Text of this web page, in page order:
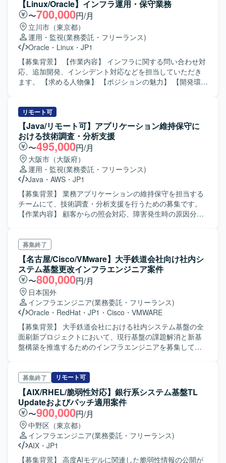
わることで、大規模システムのテストマネジメントスキル
を高めていただけます。 【開発環境】 AWS、Red Hat
Linux、Openframe、HULFT8/10、SMAIL、JP1/AJS、
IM3、OpenMagic、Tibero などを利用しております。
専門チームの一員として、JP1/IM3を用いた監視運用への切
り替えに関する設計・構築、顧客向け方式説明書の作成、
その他関連業務をご担当いただきます。 【求める人物像】
大規模なシステム移行プロジェクトにおいて主体的に業務
を推進いただける方を求めております。顧客とのコミュニ
ケーションを円滑に行いながら、ドキュメント作成や設計
内容の説明を丁寧に行っていただける方を歓迎いたしま
す。 【ポジションの魅力】 メインフレームからオープン系
ラ環境と、JP1/IM3を中心とした運用設計・構築の経験を同
時に積むことができ、今後のキャリア形成においても大き
な強みとなる環境です。 【開発環境】 AWS、Red Hat
Linux、Openframe、HULFT8/10、SMAIL、JP1/AJS、
IM3、OpenMagic、Tiberoなどの環境でシステム移行および
運用設計を行っております。
【Linux/Oracle】インフラ運用・保守業務
〜700,000円/月
立川市（東京都）
運用・監視(業務委託・フリーランス)
Oracle ・ Linux ・ JP1
【募集背景】 【作業内容】 インフラに関する問い合わせ対
応、追加開発、インシデント対応などを担当していただき
ます。 【求める人物像】 【ポジションの魅力】 【開発環
リモート可
【Java/リモート可】アプリケーション維持保守に
おける技術調査・分析支援
〜495,000円/月
大阪市（大阪府）
運用・監視(業務委託・フリーランス)
Java ・ AWS ・ JP1
【募集背景】 業務アプリケーションの維持保守を担当する
チームにて、技術調査・分析支援を行うための募集です。
【作業内容】 顧客からの照会対応、障害発生時の原因分
析、障害時の事象整理および復旧対応、障害報告書の作成
を行います。 保守ベンダーとの調査依頼や業務上のやり取
り、月次報告資料の作成、依頼事項に対する調査、チーム
内定例会での作業報告および議事録作成を行います。 【求
める人物像】 チームメンバーとして、関係者と円滑にコミ
ュニケーションを取りながら主体的に運用保守へ取り組め
る方を求めています。 【ポジションの魅力】 複数システム
を横断した運用保守や、障害調査・分析、保守ベンダーと
の連携を通じて、幅広い実務経験を積むことができます。
【開発環境】 AWS、FJcloud-V、Redmine、JP1、Java、
Bash、Excelを使用します。
募集終了
【名古屋/Cisco/VMware】大手鉄道会社向け社内シ
ステム基盤更改インフラエンジニア案件
〜800,000円/月
日本国外
インフラエンジニア(業務委託・フリーランス)
Oracle ・ RedHat ・ JP1 ・ Cisco ・ VMWARE
【募集背景】 大手鉄道会社における社内システム基盤の全
面刷新プロジェクトにおいて、現行基盤の課題解消と新基
盤構築を推進するためのインフラエンジニアを募集してお
基盤の設計および構築を行います。ファイアウォール、ス
イッチ、ストレージ、NTP、DNS、DHCP、認証基盤、無線
LAN コントローラなどの各種機器・サービスの設定および
検証作業を担当していただきます。また、VMware Cloud
Foundation を中心とした仮想化基盤の設計・構築、Oracle
データベースや HULFT などを用いたデータ連携基盤の設
定、Pacemaker による冗長化構成の設計・保全にも携わっ
ていただきます。加えて、Zabbix や Cacti による統合監視
設計、JP1/AJS3 によるジョブ管理設計、Veeam や HYCU
募集終了 リモート可
【AIX/RHEL/脆弱性対応】銀行系システム基盤TL
Updateおよびパッチ適用案件
〜900,000円/月
中野区（東京都）
インフラエンジニア(業務委託・フリーランス)
AIX ・ JP1
【募集背景】 高度AIモデルに関連した脆弱性情報の公開が